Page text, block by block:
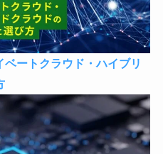
ートクラウド・ハイブリ